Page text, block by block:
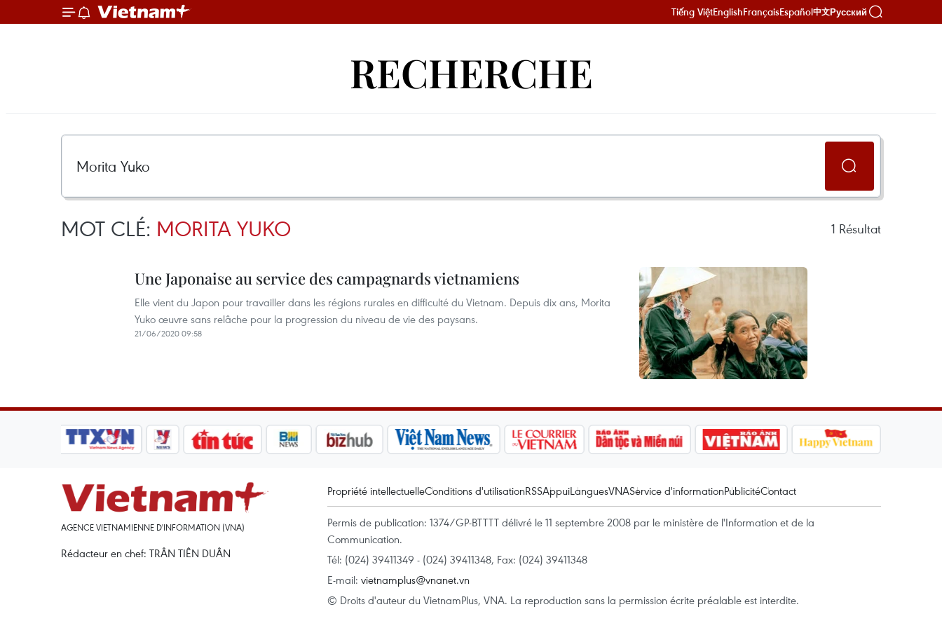
Tiếng ViệtEnglishFrançaisEspañol中文Русский
RECHERCHE
MOT CLÉ: MORITA YUKO 1 Résultat
Une Japonaise au service des campagnards vietnamiens
Elle vient du Japon pour travailler dans les régions rurales en difficulté du Vietnam. Depuis dix ans, Morita
Yuko œuvre sans relâche pour la progression du niveau de vie des paysans.
21/06/2020 09:58
AGENCE VIETNAMIENNE D'INFORMATION (VNA)
Rédacteur en chef: TRÂN TIÊN DUÂN
Propriété intellectuelleConditions d'utilisationRSSAppuiLanguesVNAService d'informationPublicitéContact
Permis de publication: 1374/GP-BTTTT délivré le 11 septembre 2008 par le ministère de l'Information et de la
Communication.
Tél: (024) 39411349 - (024) 39411348, Fax: (024) 39411348
E-mail: vietnamplus@vnanet.vn
© Droits d'auteur du VietnamPlus, VNA. La reproduction sans la permission écrite préalable est interdite.